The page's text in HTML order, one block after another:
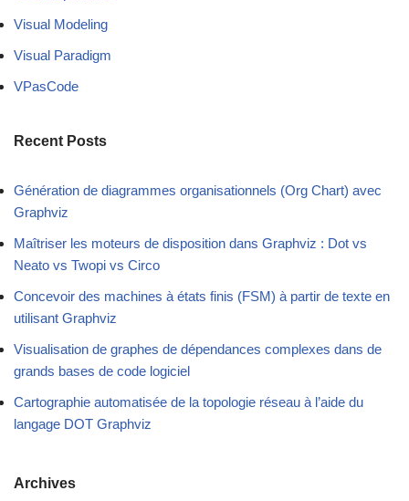
Visual Modeling
Visual Paradigm
VPasCode
Recent Posts
Génération de diagrammes organisationnels (Org Chart) avec
Graphviz
Maîtriser les moteurs de disposition dans Graphviz : Dot vs
Neato vs Twopi vs Circo
Concevoir des machines à états finis (FSM) à partir de texte en
utilisant Graphviz
Visualisation de graphes de dépendances complexes dans de
grands bases de code logiciel
Cartographie automatisée de la topologie réseau à l’aide du
langage DOT Graphviz
Archives